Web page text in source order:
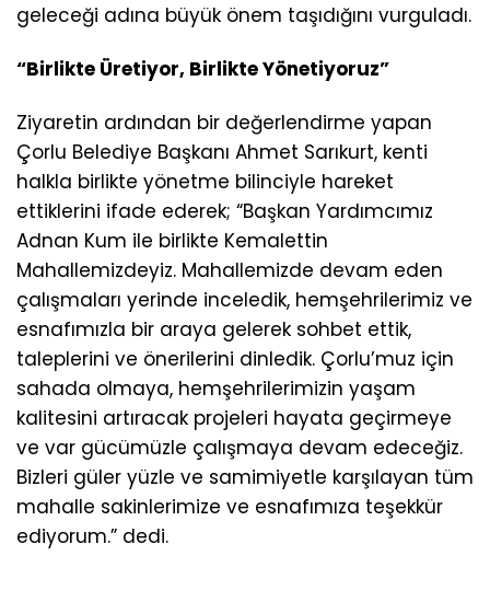
geleceği adına büyük önem taşıdığını vurguladı.
“Birlikte Üretiyor, Birlikte Yönetiyoruz”
Ziyaretin ardından bir değerlendirme yapan
Çorlu Belediye Başkanı Ahmet Sarıkurt, kenti
halkla birlikte yönetme bilinciyle hareket
ettiklerini ifade ederek; “Başkan Yardımcımız
Adnan Kum ile birlikte Kemalettin
Mahallemizdeyiz. Mahallemizde devam eden
çalışmaları yerinde inceledik, hemşehrilerimiz ve
esnafımızla bir araya gelerek sohbet ettik,
taleplerini ve önerilerini dinledik. Çorlu’muz için
sahada olmaya, hemşehrilerimizin yaşam
kalitesini artıracak projeleri hayata geçirmeye
ve var gücümüzle çalışmaya devam edeceğiz.
Bizleri güler yüzle ve samimiyetle karşılayan tüm
mahalle sakinlerimize ve esnafımıza teşekkür
ediyorum.” dedi.